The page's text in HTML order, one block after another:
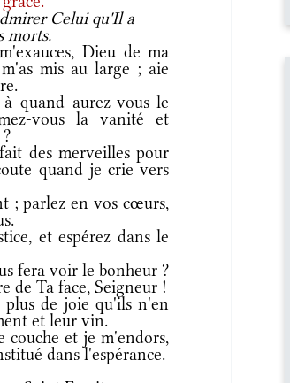
Celui qu'Il a
morts.
Dieu de ma
mis au large ; aie
quand aurez-vous le
vous la vanité et
des merveilles pour
quand je crie vers
; parlez en vos cœurs,
et espérez dans le
fera voir le bonheur ?
de Ta face, Seigneur !
de joie qu'ils n'en
et leur vin.
et je m'endors,
dans l'espérance.